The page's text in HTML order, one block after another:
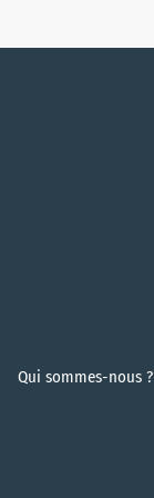
Qui sommes-nous ?